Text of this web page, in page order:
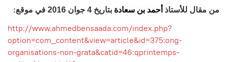
من مقال للأستاذ أحمد بن سعادة بتاريخ 4 جوان 2016 في موقع :
http://www.ahmedbensaada.com/index.php?
option=com_content&view=article&id=375:ong-
organisations-non-grata&catid=46:qprintemps-